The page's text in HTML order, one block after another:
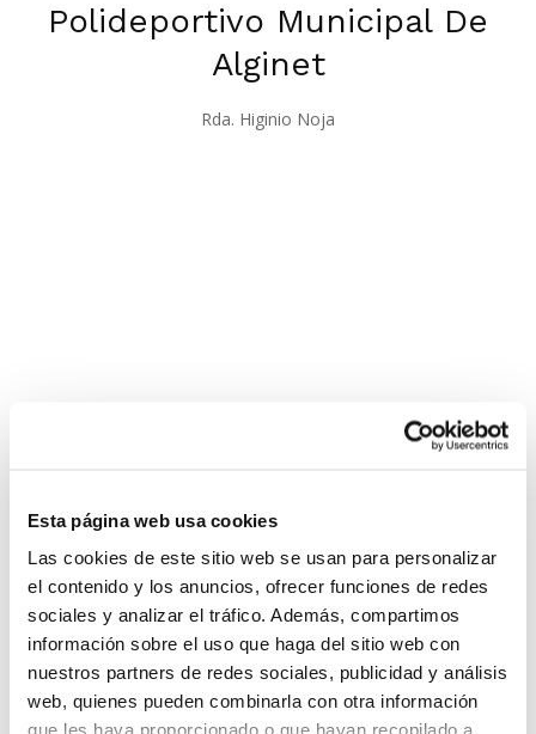
Esta página web usa cookies
Las cookies de este sitio web se usan para personalizar
el contenido y los anuncios, ofrecer funciones de redes
sociales y analizar el tráfico. Además, compartimos
información sobre el uso que haga del sitio web con
nuestros partners de redes sociales, publicidad y análisis
web, quienes pueden combinarla con otra información
que les haya proporcionado o que hayan recopilado a
Polideportivo Municipal De
Alginet
Rda. Higinio Noja